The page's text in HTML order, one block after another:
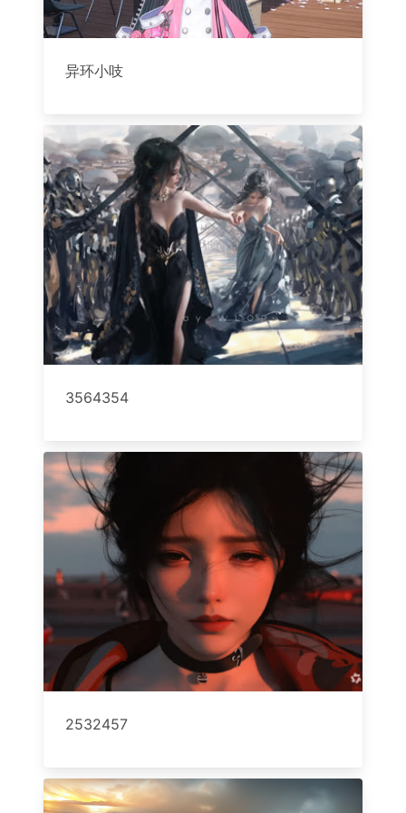
异环小吱
3564354
2532457